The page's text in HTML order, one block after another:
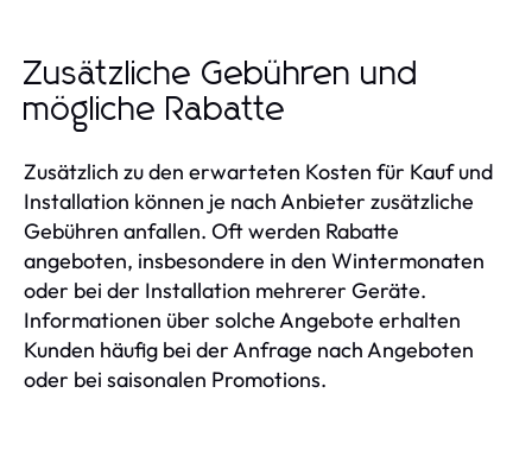
Zusätzliche Gebühren und
mögliche Rabatte
Zusätzlich zu den erwarteten Kosten für Kauf und
Installation können je nach Anbieter zusätzliche
Gebühren anfallen. Oft werden Rabatte
angeboten, insbesondere in den Wintermonaten
oder bei der Installation mehrerer Geräte.
Informationen über solche Angebote erhalten
Kunden häufig bei der Anfrage nach Angeboten
oder bei saisonalen Promotions.